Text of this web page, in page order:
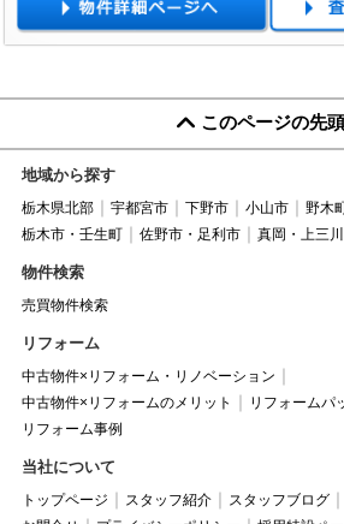
このページの先
地域から探す
栃木県北部 宇都宮市 下野市 小山市 野木
栃木市・壬生町
佐野市・足利市 真岡・上三川
物件検索
売買物件検索
リフォーム
中古物件×リフォーム・リノベーション
中古物件×リフォームのメリット
リフォームパ
リフォーム事例
当社について
トップページ スタッフ紹介 スタッフブログ